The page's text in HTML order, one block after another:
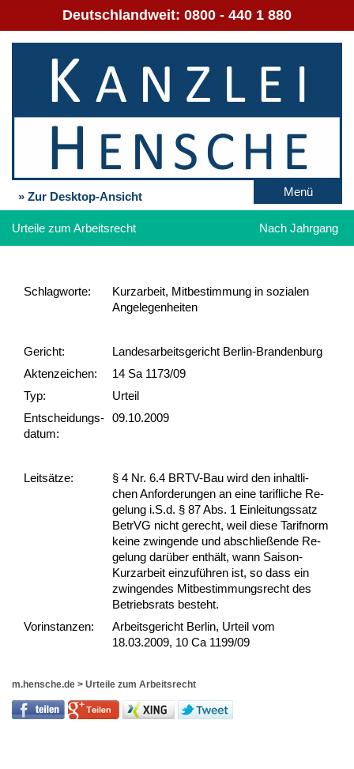
Deutschlandweit: 0800 - 440 1 880
» Zur Desktop-Ansicht Menü
Urteile zum Arbeitsrecht Nach Jahrgang
Schlag­worte:
Kurzarbeit, Mitbestimmung in sozialen
Angelegenheiten
Gericht:
Landesarbeitsgericht Berlin-Brandenburg
Akten­zeichen:
14 Sa 1173/09
Typ:
Urteil
Ent­scheid­ungs­
datum:
09.10.2009
Leit­sätze:
§ 4 Nr. 6.4 BRTV-Bau wird den in­halt­li­
chen An­for­de­run­gen an ei­ne ta­rif­li­che Re­
ge­lung i.S.d. § 87 Abs. 1 Ein­lei­tungs­satz
Be­trVG nicht ge­recht, weil die­se Ta­rif­norm
kei­ne zwin­gen­de und ab­sch­ließen­de Re­
ge­lung darüber enthält, wann Sai­son-
Kurz­ar­beit ein­zuführen ist, so dass ein
zwin­gen­des Mit­be­stim­mungs­recht des
Be­triebs­rats be­steht.
Vor­ins­tan­zen:
Arbeitsgericht Berlin, Urteil vom
18.03.2009, 10 Ca 1199/09
m.hensche.de > Urteile zum Arbeitsrecht